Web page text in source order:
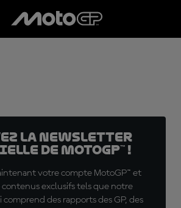
la Newsletter
de MotoGP™ !
votre compte MotoGP™ et
exclusifs tels que notre
des rapports des GP, des